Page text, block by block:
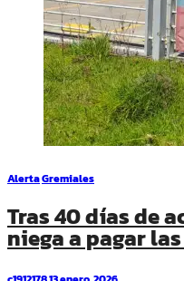
AlertaGremiales
Tras 40 días de
niega a pagar